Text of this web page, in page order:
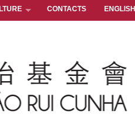
CONTACTS ENGLISH